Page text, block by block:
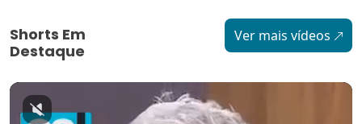
Shorts Em
Destaque
Ver mais vídeos